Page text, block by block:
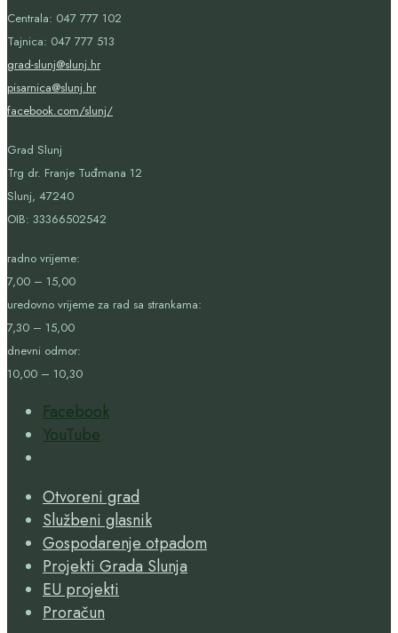
Centrala: 047 777 102
Tajnica: 047 777 513
grad-slunj@slunj.hr
pisarnica@slunj.hr
facebook.com/slunj/
Grad Slunj
Trg dr. Franje Tuđmana 12
Slunj, 47240
OIB: 33366502542
radno vrijeme:
7,00 – 15,00
uredovno vrijeme za rad sa strankama:
7,30 – 15,00
dnevni odmor:
10,00 – 10,30
Facebook
YouTube
Window
Otvoreni grad
Službeni glasnik
Gospodarenje otpadom
Projekti Grada Slunja
EU projekti
Proračun